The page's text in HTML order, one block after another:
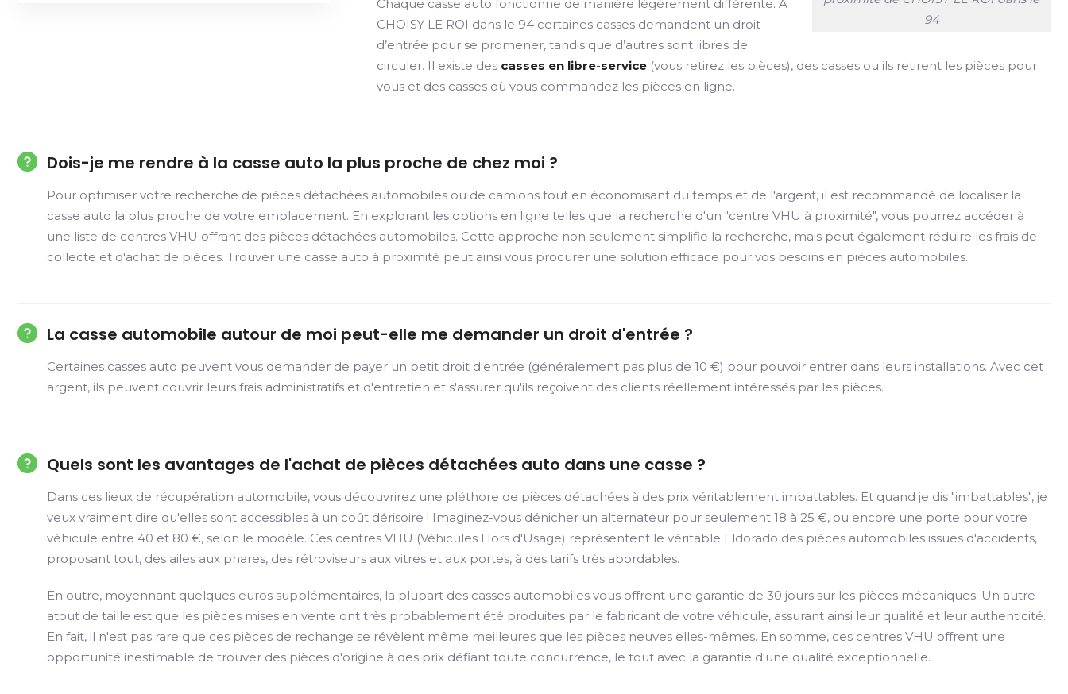
94
Chaque casse auto fonctionne de manière légèrement différente. A
CHOISY LE ROI dans le 94 certaines casses demandent un droit
d’entrée pour se promener, tandis que d’autres sont libres de
circuler. Il existe des casses en libre-service (vous retirez les pièces), des casses ou ils retirent les pièces pour
vous et des casses où vous commandez les pièces en ligne.
Dois-je me rendre à la casse auto la plus proche de chez moi ?
Pour optimiser votre recherche de pièces détachées automobiles ou de camions tout en économisant du temps et de l'argent, il est recommandé de localiser la
casse auto la plus proche de votre emplacement. En explorant les options en ligne telles que la recherche d'un "centre VHU à proximité", vous pourrez accéder à
une liste de centres VHU offrant des pièces détachées automobiles. Cette approche non seulement simplifie la recherche, mais peut également réduire les frais de
collecte et d'achat de pièces. Trouver une casse auto à proximité peut ainsi vous procurer une solution efficace pour vos besoins en pièces automobiles.
La casse automobile autour de moi peut-elle me demander un droit d'entrée ?
Certaines casses auto peuvent vous demander de payer un petit droit d'entrée (généralement pas plus de 10 €) pour pouvoir entrer dans leurs installations. Avec cet
argent, ils peuvent couvrir leurs frais administratifs et d'entretien et s'assurer qu'ils reçoivent des clients réellement intéressés par les pièces.
Quels sont les avantages de l'achat de pièces détachées auto dans une casse ?
Dans ces lieux de récupération automobile, vous découvrirez une pléthore de pièces détachées à des prix véritablement imbattables. Et quand je dis "imbattables", je
veux vraiment dire qu'elles sont accessibles à un coût dérisoire ! Imaginez-vous dénicher un alternateur pour seulement 18 à 25 €, ou encore une porte pour votre
véhicule entre 40 et 80 €, selon le modèle. Ces centres VHU (Véhicules Hors d'Usage) représentent le véritable Eldorado des pièces automobiles issues d'accidents,
proposant tout, des ailes aux phares, des rétroviseurs aux vitres et aux portes, à des tarifs très abordables.
En outre, moyennant quelques euros supplémentaires, la plupart des casses automobiles vous offrent une garantie de 30 jours sur les pièces mécaniques. Un autre
atout de taille est que les pièces mises en vente ont très probablement été produites par le fabricant de votre véhicule, assurant ainsi leur qualité et leur authenticité.
En fait, il n'est pas rare que ces pièces de rechange se révèlent même meilleures que les pièces neuves elles-mêmes. En somme, ces centres VHU offrent une
opportunité inestimable de trouver des pièces d'origine à des prix défiant toute concurrence, le tout avec la garantie d'une qualité exceptionnelle.